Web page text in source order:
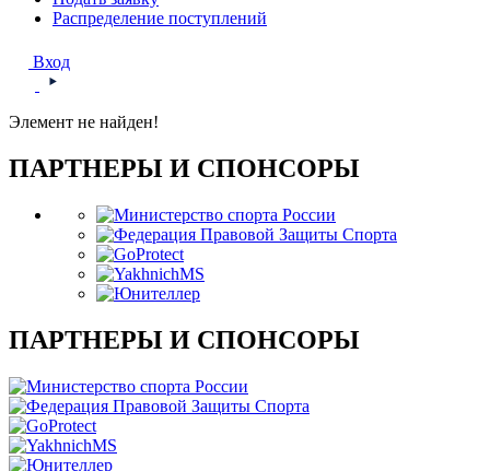
Распределение поступлений
Вход
Элемент не найден!
ПАРТНЕРЫ И СПОНСОРЫ
ПАРТНЕРЫ И СПОНСОРЫ